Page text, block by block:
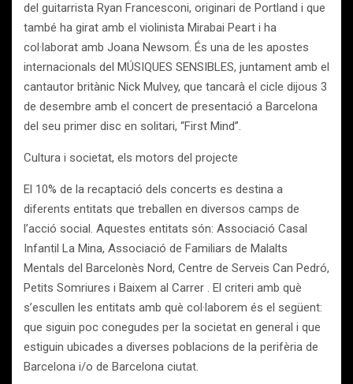
del guitarrista Ryan Francesconi, originari de Portland i que
també ha girat amb el violinista Mirabai Peart i ha
col·laborat amb Joana Newsom. És una de les apostes
internacionals del MÚSIQUES SENSIBLES, juntament amb el
cantautor britànic Nick Mulvey, que tancarà el cicle dijous 3
de desembre amb el concert de presentació a Barcelona
del seu primer disc en solitari, “First Mind”.
Cultura i societat, els motors del projecte
El 10% de la recaptació dels concerts es destina a
diferents entitats que treballen en diversos camps de
l’acció social. Aquestes entitats són: Associació Casal
Infantil La Mina, Associació de Familiars de Malalts
Mentals del Barcelonès Nord, Centre de Serveis Can Pedró,
Petits Somriures i Baixem al Carrer . El criteri amb què
s’escullen les entitats amb què col·laborem és el següent:
que siguin poc conegudes per la societat en general i que
estiguin ubicades a diverses poblacions de la perifèria de
Barcelona i/o de Barcelona ciutat.